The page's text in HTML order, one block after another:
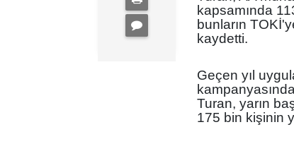
kapsamında
bunların
kaydetti.
Geçen yıl
Turan, yarın
175 bin kişinin